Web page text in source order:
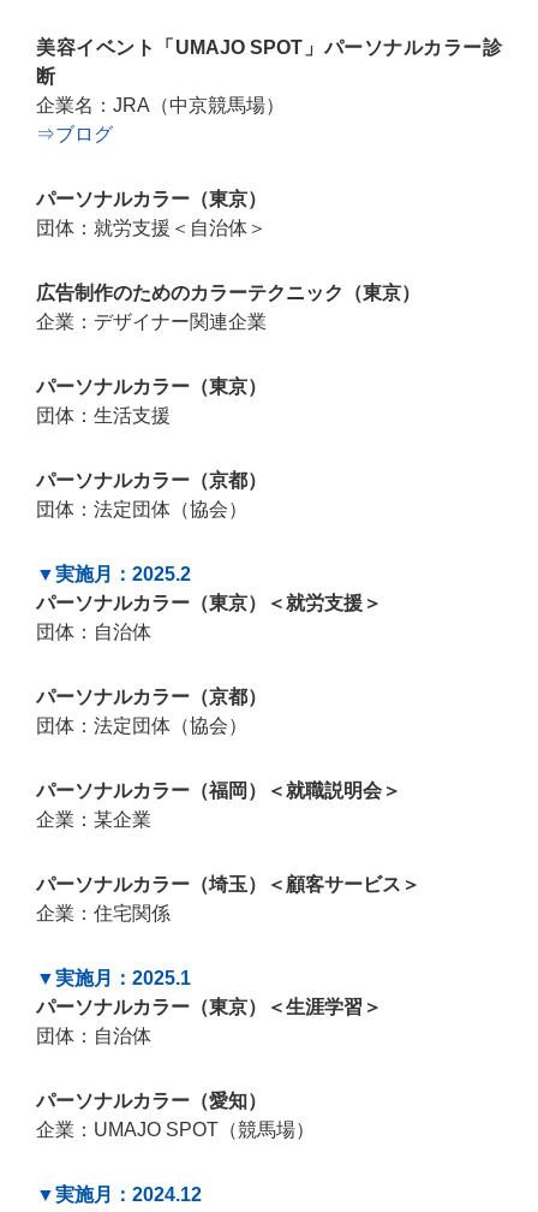
美容イベント「UMAJO SPOT」パーソナルカラー診
断
企業名：JRA（中京競馬場）
⇒ブログ
パーソナルカラー（東京）
団体：就労支援＜自治体＞
広告制作のためのカラーテクニック（東京）
企業：デザイナー関連企業
パーソナルカラー（東京）
団体：生活支援
パーソナルカラー（京都）
団体：法定団体（協会）
▼実施月：2025.2
パーソナルカラー（東京）＜就労支援＞
団体：自治体
パーソナルカラー（京都）
団体：法定団体（協会）
パーソナルカラー（福岡）＜就職説明会＞
企業：某企業
パーソナルカラー（埼玉）＜顧客サービス＞
企業：住宅関係
▼実施月：2025.1
パーソナルカラー（東京）＜生涯学習＞
団体：自治体
パーソナルカラー（愛知）
企業：UMAJO SPOT（競馬場）
▼実施月：2024.12